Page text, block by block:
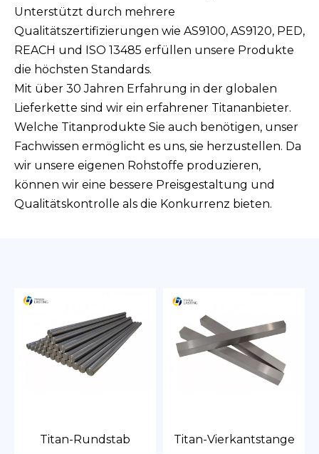
Unterstützt durch mehrere
Qualitätszertifizierungen wie AS9100, AS9120, PED,
REACH und ISO 13485 erfüllen unsere Produkte
die höchsten Standards.
Mit über 30 Jahren Erfahrung in der globalen
Lieferkette sind wir ein erfahrener Titananbieter.
Welche Titanprodukte Sie auch benötigen, unser
Fachwissen ermöglicht es uns, sie herzustellen. Da
wir unsere eigenen Rohstoffe produzieren,
können wir eine bessere Preisgestaltung und
Qualitätskontrolle als die Konkurrenz bieten.
Titan-Rundstab Titan-Vierkantstange